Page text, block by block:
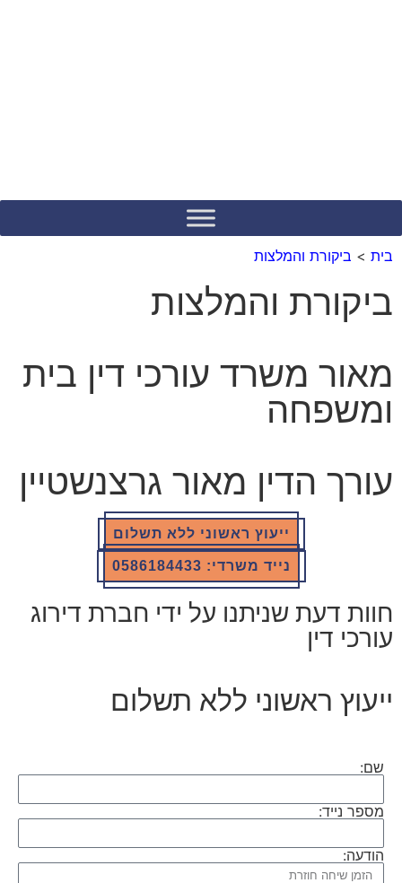
בית > ביקורת והמלצות
ביקורת והמלצות
מאור משרד עורכי דין בית
ומשפחה
עורך הדין מאור גרצנשטיין
ייעוץ ראשוני ללא תשלום
נייד משרדי: 0586184433
חוות דעת שניתנו על ידי חברת דירוג
עורכי דין
ייעוץ ראשוני ללא תשלום
שם:
מספר נייד:
הודעה: